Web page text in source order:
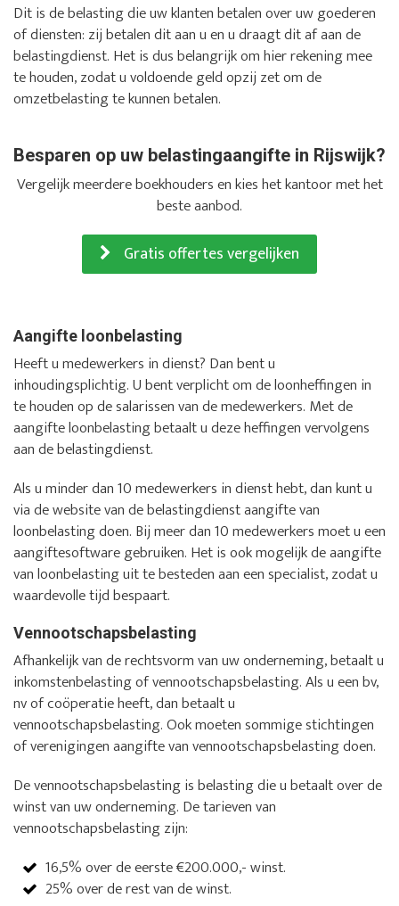
Dit is de belasting die uw klanten betalen over uw goederen
of diensten: zij betalen dit aan u en u draagt dit af aan de
belastingdienst. Het is dus belangrijk om hier rekening mee
te houden, zodat u voldoende geld opzij zet om de
omzetbelasting te kunnen betalen.
Besparen op uw belastingaangifte in Rijswijk?
Vergelijk meerdere boekhouders en kies het kantoor met het
beste aanbod.
Gratis offertes vergelijken
Aangifte loonbelasting
Heeft u medewerkers in dienst? Dan bent u
inhoudingsplichtig. U bent verplicht om de loonheffingen in
te houden op de salarissen van de medewerkers. Met de
aangifte loonbelasting betaalt u deze heffingen vervolgens
aan de belastingdienst.
Als u minder dan 10 medewerkers in dienst hebt, dan kunt u
via de website van de belastingdienst aangifte van
loonbelasting doen. Bij meer dan 10 medewerkers moet u een
aangiftesoftware gebruiken. Het is ook mogelijk de aangifte
van loonbelasting uit te besteden aan een specialist, zodat u
waardevolle tijd bespaart.
Vennootschapsbelasting
Afhankelijk van de rechtsvorm van uw onderneming, betaalt u
inkomstenbelasting of vennootschapsbelasting. Als u een bv,
nv of coöperatie heeft, dan betaalt u
vennootschapsbelasting. Ook moeten sommige stichtingen
of verenigingen aangifte van vennootschapsbelasting doen.
De vennootschapsbelasting is belasting die u betaalt over de
winst van uw onderneming. De tarieven van
vennootschapsbelasting zijn:
16,5% over de eerste €200.000,- winst.
25% over de rest van de winst.